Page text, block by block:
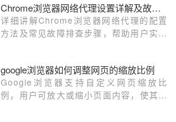
Chrome浏览器网络代理设置详解及故障排查指南
详细讲解Chrome浏览器网络代理的配置
方法及常见故障排查步骤，帮助用户实现
google浏览器如何调整网页的缩放比例
Google浏览器支持自定义网页缩放比
例，用户可放大或缩小页面内容，使其适